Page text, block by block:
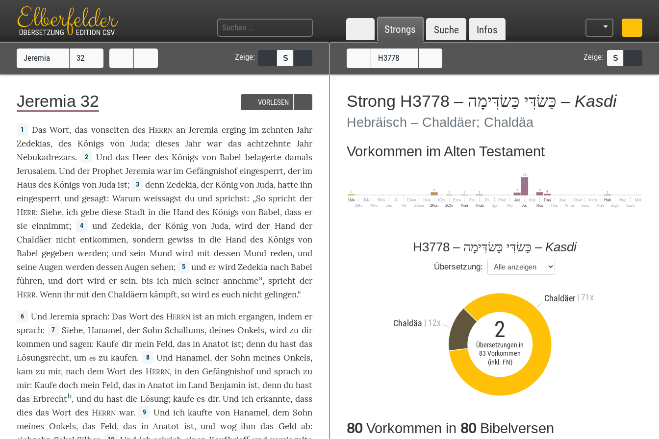
Strongs Suche Infos
Jeremia 32 Zeige: S
VORLESEN
Jeremia 32
1 Das Wort,das vonseitendes HERRN an Jeremia ergingimzehnten Jahr
Zedekias, des Königs von Juda;dieses Jahr war das achtzehnte Jahr
Nebukadrezars. 2 Unddas Heer des Königs von Babel belagerte damals
Jerusalem. Und der Prophet Jeremia warim Gefängnishof eingesperrt, derim
Hausdes Königs vonJudaist; 3 denn Zedekia, der Königvon Juda, hatte ihn
eingesperrt und gesagt:Warum weissagst duund sprichst: „So spricht der
HERR: Siehe, ich gebe diese Stadtin die Handdes Königsvon Babel, dass er
sieeinnimmt; 4 und Zedekia, der Königvon Juda, wird der Handder
Chaldäer nicht entkommen, sondern gewiss in die Handdes Königsvon
Babel gegeben werden; und sein Mundwird mitdessenMund reden, und
seineAugen werden dessenAugen sehen; 5 und er wirdZedekia nach Babel
führen, und dortwird er sein,bis ich mich seiner annehmea, spricht der
HERR. WennihrmitdenChaldäernkämpft, so wird es euchnicht gelingen.“
6 Und Jeremia sprach: Das Wortdes HERRN istan michergangen, indem er
sprach: 7 Siehe, Hanamel, der Sohn Schallums, deines Onkels, wirdzu dir
kommen und sagen: Kaufe dir mein Feld,das inAnatot ist; denndu hast das
Lösungsrecht, umes zukaufen. 8 Und Hanamel, der Sohn meinesOnkels,
kam zu mir, nach dem Wort des HERRN, in den Gefängnishofund sprach zu
mir: Kaufe doch mein Feld, dasinAnatot im Land Benjamin ist, denndu hast
das Erbrechtb, und du hast die Lösung; kaufees dir. Und icherkannte,dass
dies dasWort des HERRN war. 9 Undichkaufte von Hanamel, dem Sohn
meines Onkels, das Feld,das inAnatot ist, und wogihm das Geld ab:
H3778 Zeige: S
Strong H3778 – כַּשׂדִּי כַּשׂדִּימָה – Kasdi
Hebräisch – Chaldäer; Chaldäa
Vorkommen im Alten Testament
3
1Mo
2Mo
3Mo
4Mo
5Mo
Jos
Ri
Rt
1Sam
2Sam
1Kön
8
2Kön
1Chr
1
2Chr
Esra
1
Neh
Est
1
Hiob
Ps
Spr
Pred
Hld
7
Jes
46
Jer
Klgl
8
Hes
4
Dan
Hos
Joel
Amos
Obad
Jona
Mich
Nah
1
Hab
Zeph
Hag
Sach
Mal
H3778 – כַּשׂדִּי כַּשׂדִּימָה – Kasdi
Übersetzung:
2
Übersetzungen in
83 Vorkommen
(inkl. FN)
Chaldäer | 71x
Chaldäa | 12x
80Vorkommen in 80Bibelversen